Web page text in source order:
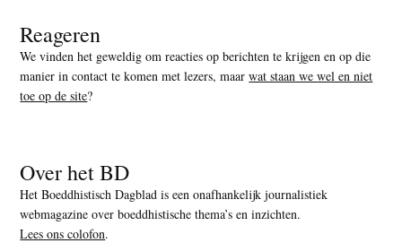
Reageren
We vinden het geweldig om reacties op berichten te krijgen en op die
manier in contact te komen met lezers, maarwat staan we wel en niet
toe op de site?
Over het BD
Het Boeddhistisch Dagblad is een onafhankelijk journalistiek
webmagazine over boeddhistische thema’s en inzichten.
Lees ons colofon.